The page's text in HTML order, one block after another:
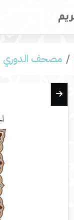
مصحف الدوري